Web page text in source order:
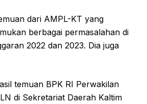
dari AMPL-KT yang
berbagai permasalahan di
2022 dan 2023. Dia juga
temuan BPK RI Perwakilan
di Sekretariat Daerah Kaltim